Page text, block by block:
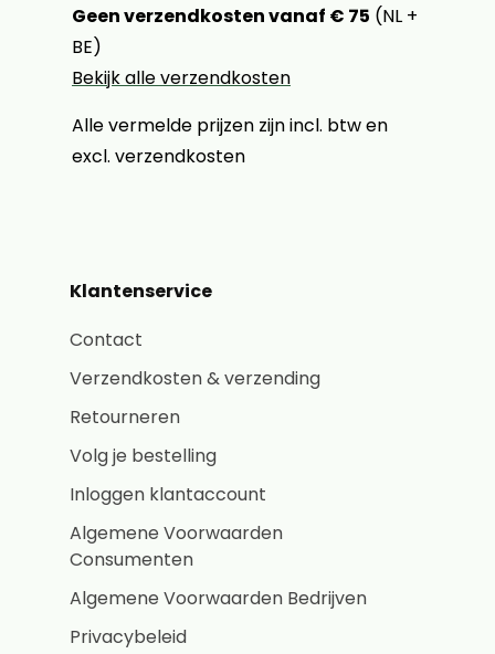
Geen verzendkosten vanaf € 75 (NL +
BE)
Bekijk alle verzendkosten
Alle vermelde prijzen zijn incl. btw en
excl. verzendkosten
Klantenservice
Contact
Verzendkosten & verzending
Retourneren
Volg je bestelling
Inloggen klantaccount
Algemene Voorwaarden
Consumenten
Algemene Voorwaarden Bedrijven
Privacybeleid